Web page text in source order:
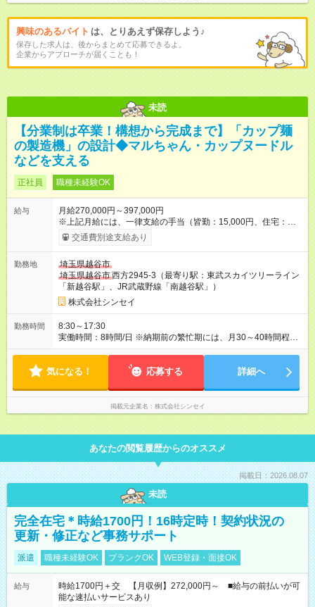
興味のあるバイト は、とりあえず保存しよう♪
保存した求人は、後からまとめて応募できるよ。
企業からアプローチが届くことも！
未読
【分業制は卒業！構想から完成まで】「カップ麺
の製造機」の設計◆マルちゃん・カップヌードル
などを支える
正社員 職種未経験OK
給与
月給270,000円～397,000円
※上記月給には、一律支給の手当（皆勤：15,000円、住宅：
15,000円）を含む。その他、残業代や通勤手当、家族手当など
も支給します。 ※ご経験やスキルを最大限考慮し、給与を決定
用形態、給与は本採用時と同じです。
交通費別途支給あり
勤務地
埼玉県越谷市
埼玉県越谷市西方2945-3（最寄り駅：東武スカイツリーライン
「新越谷駅」、JR武蔵野線「南越谷駅」）
株式会社シンセイ
勤務時間
8:30～17:30
実働時間：8時間/日 ※納期前の繁忙期には、月30～40時間程度
の残業が発生することも。残業が少ない時期もあります。
気になる！ 応募する 詳細へ
掲載元企業名 株式会社シンセイ
あなたの閲覧履歴からのオススメ
掲載日：2026.08.07
未読
完全在宅＊時給1700円！16時定時！契約状況の
更新・修正など事務サポート
派遣 職種未経験OK ブランクOK WEB登録・面接OK
給与
時給1700円＋交 【月収例】272,000円～ ■給与の前払いが可
能な速払いサービスあり